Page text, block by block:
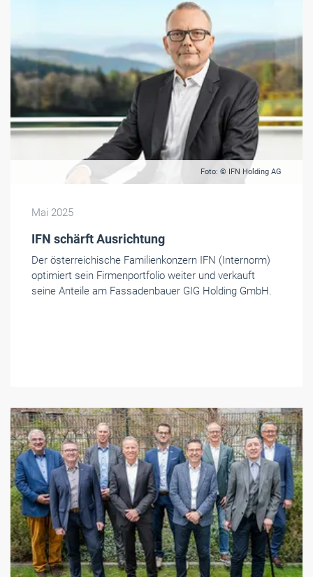
Foto: © IFN Holding AG
Mai 2025
IFN schärft Ausrichtung
Der österreichische Familienkonzern IFN (Internorm)
optimiert sein Firmenportfolio weiter und verkauft
seine Anteile am Fassadenbauer GIG Holding GmbH.